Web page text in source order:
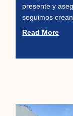
presente y
seguimos
Read More